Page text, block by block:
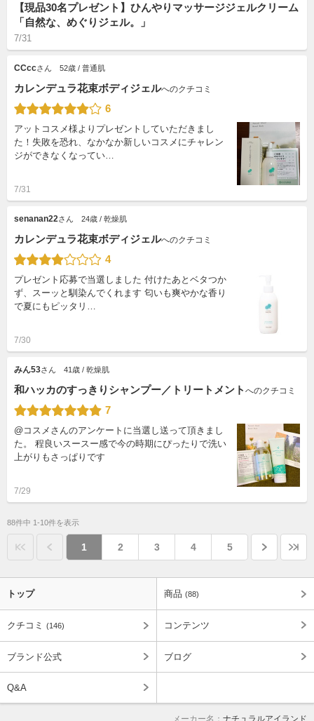
【現品30名プレゼント】ひんやりマッサージジェルクリーム
「自然な、めぐりジェル。」
7/31
CCccさん 52歳 / 普通肌
カレンデュラ花束ボディジェルへのクチコミ
6
アットコスメ様よりプレゼントしていただきまし
た！失敗を恐れ、なかなか新しいコスメにチャレン
ジができなくなってい…
7/31
senanan22さん 24歳 / 乾燥肌
カレンデュラ花束ボディジェルへのクチコミ
4
プレゼント応募で当選しました 付けたあとベタつか
ず、スーッと馴染んでくれます 匂いも爽やかな香り
で夏にもピッタリ…
7/30
みん53さん 41歳 / 乾燥肌
和ハッカのすっきりシャンプー／トリートメント へのクチコミ
7
@コスメさんのアンケートに当選し送って頂きまし
た。 程良いスースー感で今の時期にぴったりで洗い
上がりもさっぱりです
7/29
88件中 1-10件を表示
1 2 3 4 5
トップ 商品 (88)
クチコミ (146) コンテンツ
ブランド公式 ブログ
Q&A
メーカー名： ナチュラルアイランド